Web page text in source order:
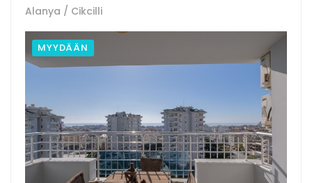
Alanya / Cikcilli
MYYDÄÄN